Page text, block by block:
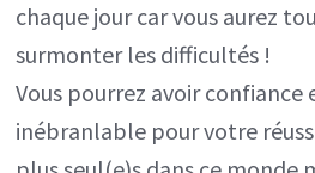
chaque jour car vous aurez
surmonter les difficultés !
Vous pourrez avoir confiance
inébranlable pour votre